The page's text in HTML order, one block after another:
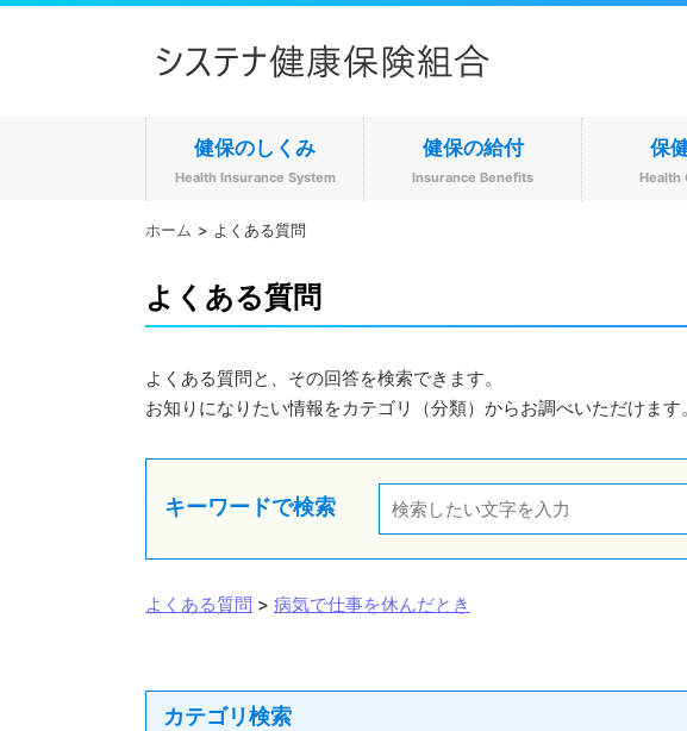
健保のしくみ
Health Insurance System
健保の給付
Insurance Benefits
保
Health
ホーム よくある質問
よくある質問
よくある質問と、その回答を検索できます。
お知りになりたい情報をカテゴリ（分類）からお調べいただけます。
キーワードで検索
よくある質問 > 病気で仕事を休んだとき
カテゴリ検索